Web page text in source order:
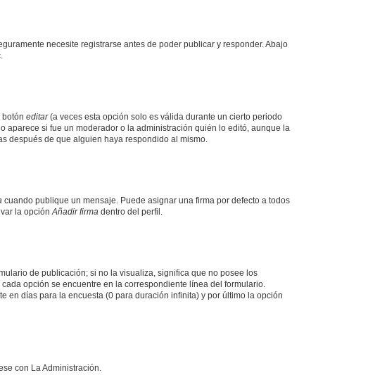
necesite registrarse antes de poder publicar y responder. Abajo
editar(a veces esta opción solo es válida durante un cierto periodo
aparece si fue un moderador o la administración quién lo editó, aunque la
después de que alguien haya respondido al mismo.
cuando publique un mensaje. Puede asignar una firma por defecto a todos
la opción Añadir firma dentro del perfil.
de publicación; si no la visualiza, significa que no posee los
opción se encuentre en la correspondiente línea del formulario.
en días para la encuesta (0 para duración infinita) y por último la opción
con La Administración.